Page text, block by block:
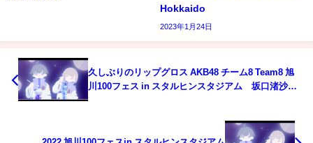
Hokkaido
2023年1月24日
久しぶりのリップグロス AKB48 チーム8 Team8 旭
川100フェス in スタルヒンスタジアム 坂口渚沙